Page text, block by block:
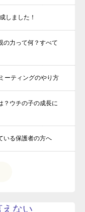
しました！
の力って何？すべて
ーティングのやり方
？ウチの子の成長に
いる保護者の方へ
ない